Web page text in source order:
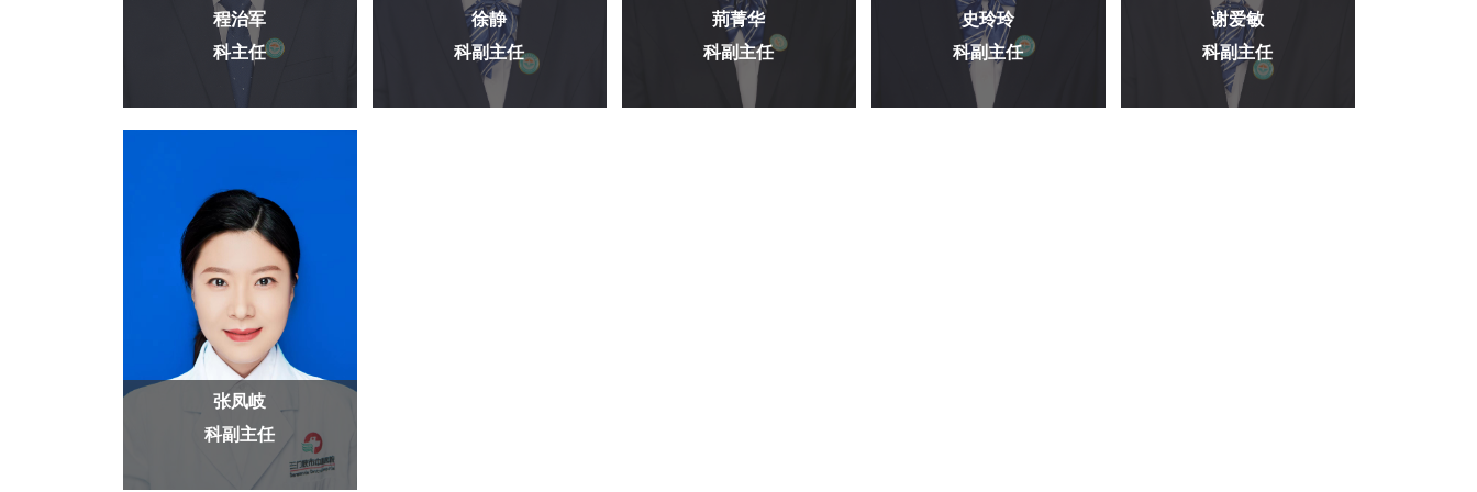
程治军
科主任
徐静
科副主任
荊菁华
科副主任
史玲玲
科副主任
谢爱敏
科副主任
张凤岐
科副主任